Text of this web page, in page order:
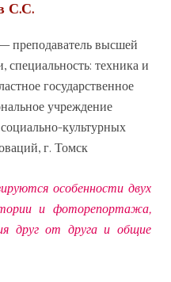
С.С.
преподаватель высшей
специальность: техника и
государственное
учреждение
культурных
г. Томск
особенности двух
и фоторепортажа,
друг от друга и общие